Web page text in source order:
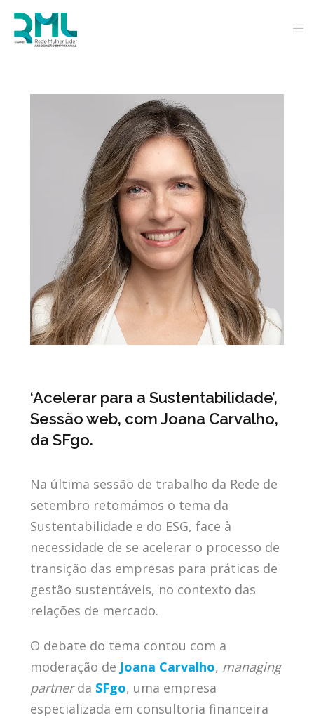
‘Acelerar para a Sustentabilidade’,
Sessão web, com Joana Carvalho,
da SFgo.
Na última sessão de trabalho da Rede de
setembro retomámos o tema da
Sustentabilidade e do ESG, face à
necessidade de se acelerar o processo de
transição das empresas para práticas de
gestão sustentáveis, no contexto das
relações de mercado.
O debate do tema contou com a
moderação de Joana Carvalho, managing
partnerda SFgo, uma empresa
especializada em consultoria financeira